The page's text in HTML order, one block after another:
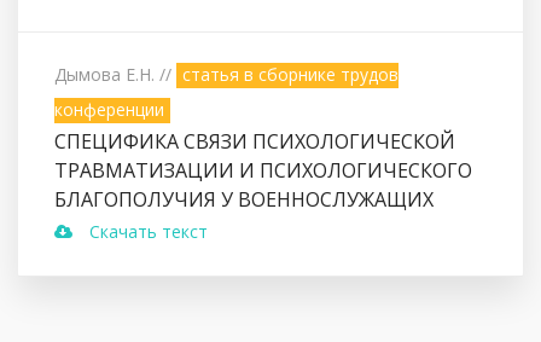
Дымова Е.Н. // статья в сборнике трудов
конференции
СПЕЦИФИКА СВЯЗИ ПСИХОЛОГИЧЕСКОЙ
ТРАВМАТИЗАЦИИ И ПСИХОЛОГИЧЕСКОГО
БЛАГОПОЛУЧИЯ У ВОЕННОСЛУЖАЩИХ
Скачать текст